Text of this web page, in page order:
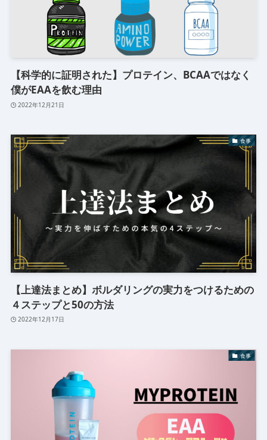
【科学的に証明された】プロテイン、BCAAではなく
僕がEAAを飲む理由
2022年12月21日
食事
【上達法まとめ】ボルダリングの実力をつけるための
４ステップと50の方法
2022年12月17日
食事